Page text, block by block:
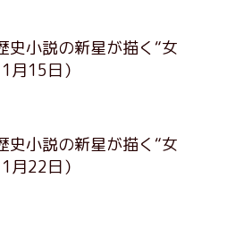
小説の新星が描く“女
月15日）
小説の新星が描く“女
月22日）